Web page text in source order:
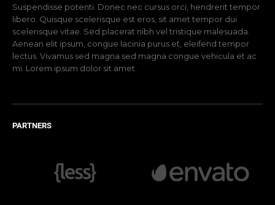
Suspendisse potenti. Donec nec cursus orci, hendrerit tempor
libero. Quisque scelerisque est eros, sit amet tempor dui
scelerisque vitae. Sed placerat nibh vel tristique malesuada.
Aenean elit ipsum, congue lacinia purus et, eleifend tempor
lectus. Vivamus sed magna sed magna congue vehicula et ac
mi. Lorem ipsum dolor sit amet.
PARTNERS